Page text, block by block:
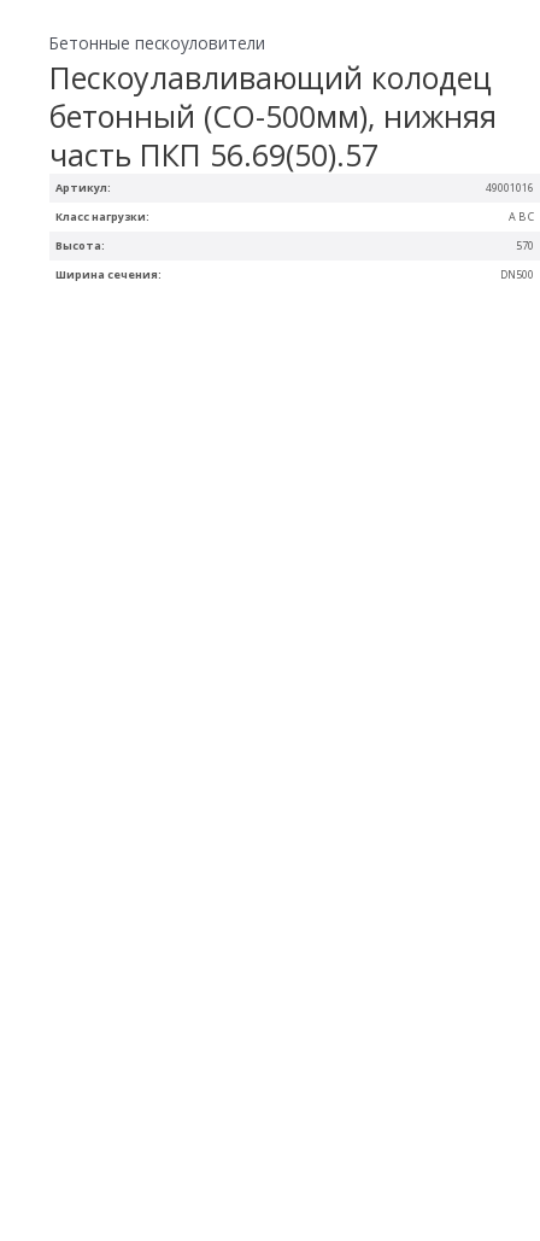
Артикул: 49001016
Ширина сечения: DN500
Высота: 570
Класс нагрузки: A B C
Бетонные пескоуловители
Пескоулавливающий колодец
бетонный (СО-500мм), нижняя
часть ПКП 56.69(50).57